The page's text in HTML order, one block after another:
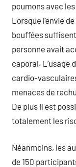
poumons avec
Lorsque l’envie
bouffées
personne avait
caporal. L’usage
cardio-
menaces de
De plus il est
totalement les
Néanmoins, les
de 150